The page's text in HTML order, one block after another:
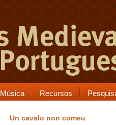
Música Recursos
Un cavalo non comeu